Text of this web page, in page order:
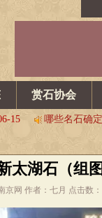
赏石协会
06-05
2019年新
15
哪些名石确
06-15
2019第八
请看韩中第六届寿石
太湖石（组
京网 作者：七月 点击数：